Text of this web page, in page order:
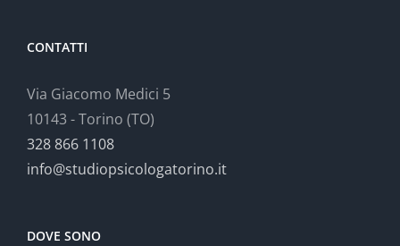
CONTATTI
Via Giacomo Medici 5
10143 - Torino (TO)
328 866 1108
info@studiopsicologatorino.it
DOVE SONO